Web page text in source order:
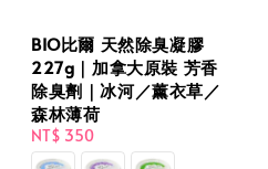
BIO比爾 天然除臭凝膠
227g｜加拿大原裝 芳香
除臭劑｜冰河／薰衣草／
森林薄荷
Regular
price
NT$ 350